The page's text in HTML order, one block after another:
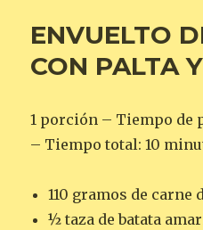
ENVUELTO
CON PALTA
1 porción – Tiempo de
– Tiempo total: 10
110 gramos de
½ taza de batata